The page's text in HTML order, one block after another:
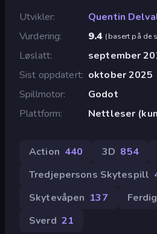
Utvikler
Quentin
Vurdering
9.4 (basert på de
Løslatt
september
Sist oppdatert oktober 2025
Spillmotor
Godot
Plattform
Nettleser
Action 440 3D 854
Tredjepersons Skytespill
Skytevåpen 137
Sverd 21